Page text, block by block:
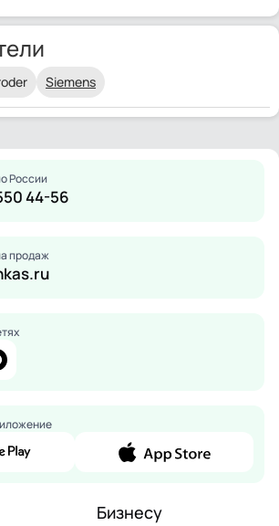
Siemens
России
44-56
продаж
Бизнесу